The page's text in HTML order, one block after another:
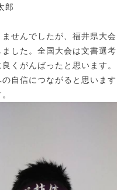
郎
せんでしたが、福井県大
した。全国大会は文書選
くがんばったと思います。
自信につながると思います